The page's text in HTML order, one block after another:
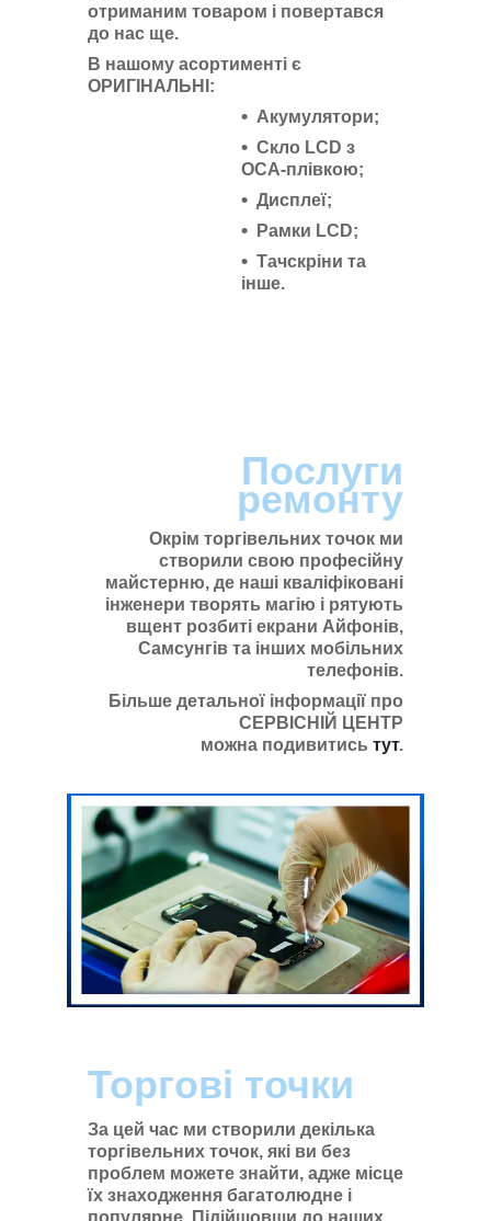
Торгові точки
За цей час ми створили декілька
торгівельних точок, які ви без
проблем можете знайти, адже місце
їх знаходження багатолюдне і
популярне. Підійшовши до наших
Послуги
ремонту
Окрім торгівельних точок ми
створили свою професійну
майстерню, де наші кваліфіковані
інженери творять магію і рятують
вщент розбиті екрани Айфонів,
Самсунгів та інших мобільних
телефонів.
Більше детальної інформації про
СЕРВІСНІЙ ЦЕНТР
можна подивитись тут.
отриманим товаром і повертався
до нас ще.
В нашому асортименті є
ОРИГІНАЛЬНІ:
Акумулятори;
Скло LCD з
ОСА-плівкою;
Дисплеї;
Рамки LCD;
Тачскріни та
інше.